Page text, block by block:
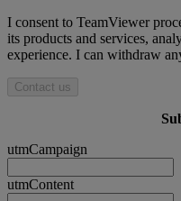
I consent to TeamViewer
its products and services,
experience. I can withdraw
Contact us
utmCampaign
utmContent